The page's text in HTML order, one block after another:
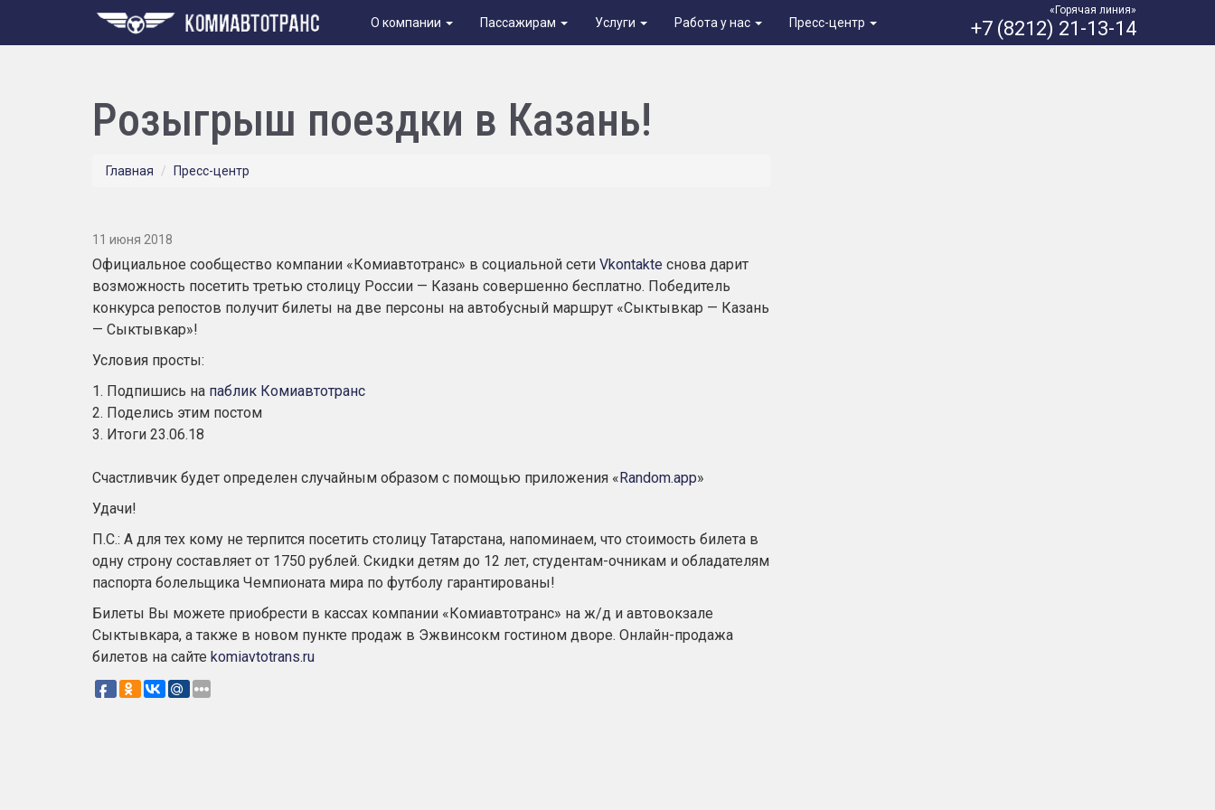
О компании Пассажирам Услуги Работа у нас Пресс-центр
«Горячая линия»
+7 (8212) 21-13-14
Розыгрыш поездки в Казань!
Главная Пресс-центр
11 июня 2018
Официальное сообщество компании «Комиавтотранс» в социальной сети Vkontakte снова дарит
возможность посетить третью столицу России — Казань совершенно бесплатно. Победитель
конкурса репостов получит билеты на две персоны на автобусный маршрут «Сыктывкар — Казань
— Сыктывкар»!
Условия просты:
1. Подпишись на паблик Комиавтотранс
2. Поделись этим постом
3. Итоги 23.06.18
Счастливчик будет определен случайным образом с помощью приложения «Random.app»
Удачи!
П.С.: А для тех кому не терпится посетить столицу Татарстана, напоминаем, что стоимость билета в
одну строну составляет от 1750 рублей. Скидки детям до 12 лет, студентам-очникам и обладателям
паспорта болельщика Чемпионата мира по футболу гарантированы!
Билеты Вы можете приобрести в кассах компании «Комиавтотранс» на ж/д и автовокзале
Сыктывкара, а также в новом пункте продаж в Эжвинсокм гостином дворе. Онлайн-продажа
билетов на сайте komiavtotrans.ru